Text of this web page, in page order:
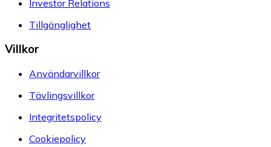
Investor Relations
Tillgänglighet
Villkor
Användarvillkor
Tävlingsvillkor
Integritetspolicy
Cookiepolicy